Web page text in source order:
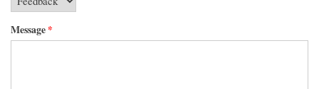
Message*